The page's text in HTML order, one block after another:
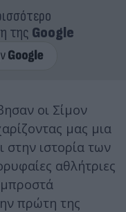
της Google
οι Σίμον
μας μια
στην ιστορία των
αθλήτριες
πρώτη της